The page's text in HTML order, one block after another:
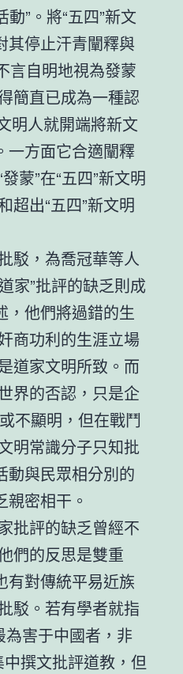
”。將“五四”新文
其停止汗青闡釋與
言自明地視為發蒙
簡直已成為一種認
明人就開端將新文
一方面它合適闡釋
蒙”在“五四”新文明
超出“五四”新文明
駁，為喬冠華等人
家”批評的缺乏則成
，他們將過錯的生
商功利的生涯立場
道家文明所致。而
界的否認，只是企
不顯明，但在戰鬥
明常識分子只知批
動與民眾相分別的
密相干。
批評的缺乏曾經不
們的反思是雙重
有對傳統平易近族
駁。若有學者就指
為害于中國者，非
撰文批評道教，但